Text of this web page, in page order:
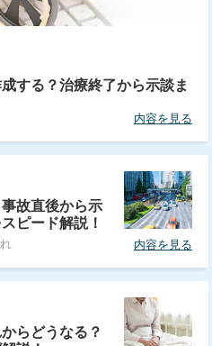
する？治療終了から示談ま
内容を見る
故直後から示
ピード解説！
内容を見る
らどうなる？